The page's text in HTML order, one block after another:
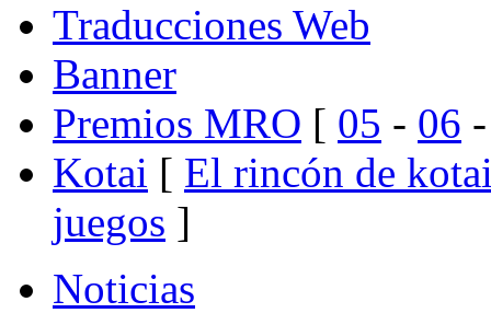
Traducciones Web
Banner
Premios MRO [ 05 - 06
Kotai [ El rincón de
juegos ]
Noticias